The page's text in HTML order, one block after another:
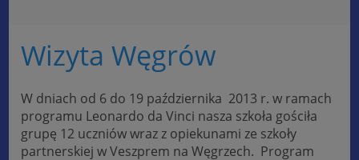
Wizyta Węgrów
W dniach od 6 do 19 października 2013 r. w ramach
programu Leonardo da Vinci nasza szkoła gościła
grupę 12 uczniów wraz z opiekunami ze szkoły
partnerskiej w Veszprem na Węgrzech. Program